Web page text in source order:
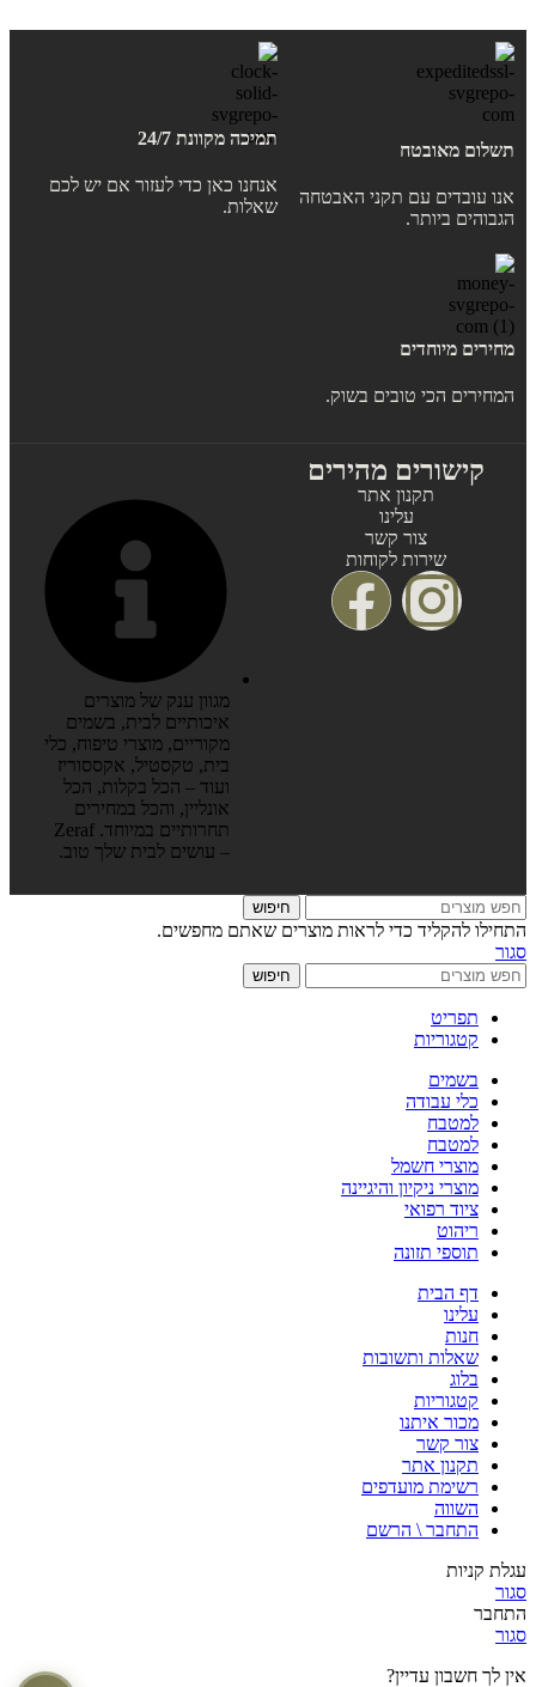
תשלום מאובטח
אנו עובדים עם תקני האבטחה
הגבוהים ביותר.
תמיכה מקוונת 24/7
אנחנו כאן כדי לעזור אם יש לכם
שאלות.
מחירים מיוחדים
המחירים הכי טובים בשוק.
קישורים מהירים
תקנון אתר
עלינו
צור קשר
שירות לקוחות
מגוון ענק של מוצרים
איכותיים לבית, בשמים
מקוריים, מוצרי טיפוח, כלי
בית, טקסטיל, אקססוריז
ועוד – הכל בקלות, הכל
אונליין, והכל במחירים
תחרותיים במיוחד. Zeraf
– עושים לבית שלך טוב.
חיפוש
התחילו להקליד כדי לראות מוצרים שאתם מחפשים.
סגור
חיפוש
תפריט
קטגוריות
בשמים
כלי עבודה
למטבח
למטבח
מוצרי חשמל
מוצרי ניקיון והיגיינה
ציוד רפואי
ריהוט
תוספי תזונה
דף הבית
עלינו
חנות
שאלות ותשובות
בלוג
קטגוריות
מכור איתנו
צור קשר
תקנון אתר
רשימת מועדפים
השווה
התחבר \ הרשם
עגלת קניות
סגור
התחבר
סגור
אין לך חשבון עדיין?